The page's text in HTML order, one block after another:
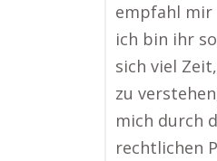
empfahl mir
ich bin ihr
sich viel
zu
mich durch
rechtlichen